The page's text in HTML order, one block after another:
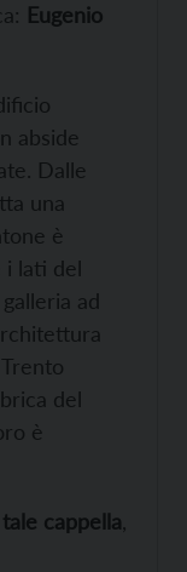
Eugenio
abside
Dalle
una
è
i lati del
ad
del
è
cappella,